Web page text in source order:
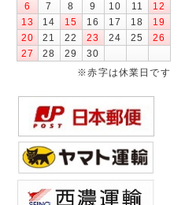
6
7 8 9 10 11
12
13
14 15 16 17 18
19
20
21 22 23 24 25
26
27
28 29
30
※赤字は休業日です